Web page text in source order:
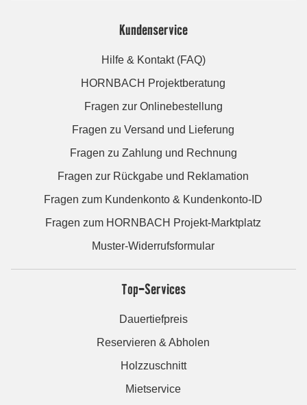
Kundenservice
Hilfe & Kontakt (FAQ)
HORNBACH Projektberatung
Fragen zur Onlinebestellung
Fragen zu Versand und Lieferung
Fragen zu Zahlung und Rechnung
Fragen zur Rückgabe und Reklamation
Fragen zum Kundenkonto & Kundenkonto-ID
Fragen zum HORNBACH Projekt-Marktplatz
Muster-Widerrufsformular
Top-Services
Dauertiefpreis
Reservieren & Abholen
Holzzuschnitt
Mietservice